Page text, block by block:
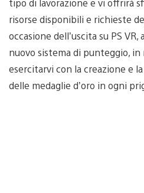
tipo di lavorazione e vi offrirà
risorse disponibili e richieste
occasione dell’uscita su PS
nuovo sistema di punteggio, in
esercitarvi con la creazione e
delle medaglie d’oro in ogni